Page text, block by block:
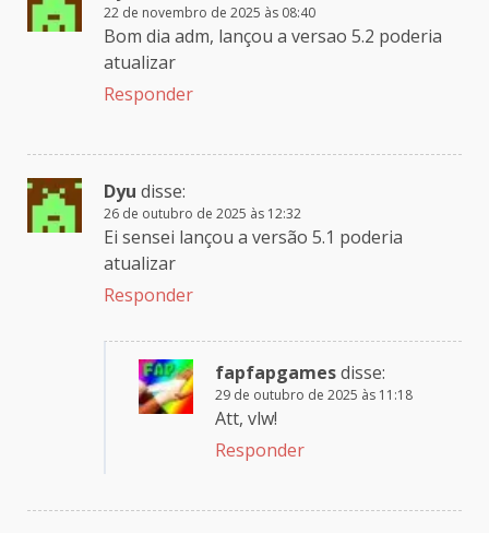
22 de novembro de 2025 às 08:40
Bom dia adm, lançou a versao 5.2 poderia
atualizar
Responder
Dyu disse:
26 de outubro de 2025 às 12:32
Ei sensei lançou a versão 5.1 poderia
atualizar
Responder
fapfapgamesdisse:
29 de outubro de 2025 às 11:18
Att, vlw!
Responder